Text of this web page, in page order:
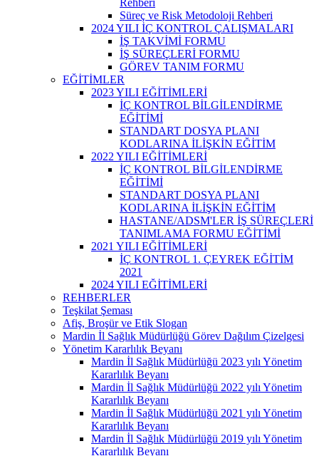
Süreç ve Risk Metodoloji Rehberi
2024 YILI İÇ KONTROL ÇALIŞMALARI
İŞ TAKVİMİ FORMU
İŞ SÜREÇLERİ FORMU
GÖREV TANIM FORMU
EĞİTİMLER
2023 YILI EĞİTİMLERİ
İÇ KONTROL BİLGİLENDİRME
EĞİTİMİ
STANDART DOSYA PLANI
KODLARINA İLİŞKİN EĞİTİM
2022 YILI EĞİTİMLERİ
İÇ KONTROL BİLGİLENDİRME
EĞİTİMİ
STANDART DOSYA PLANI
KODLARINA İLİŞKİN EĞİTİM
HASTANE/ADSM'LER İŞ SÜREÇLERİ
TANIMLAMA FORMU EĞİTİMİ
2021 YILI EĞİTİMLERİ
İÇ KONTROL 1. ÇEYREK EĞİTİM
2021
2024 YILI EĞİTİMLERİ
REHBERLER
Teşkilat Şeması
Afiş, Broşür ve Etik Slogan
Mardin İl Sağlık Müdürlüğü Görev Dağılım Çizelgesi
Yönetim Kararlılık Beyanı
Mardin İl Sağlık Müdürlüğü 2023 yılı Yönetim
Kararlılık Beyanı
Mardin İl Sağlık Müdürlüğü 2022 yılı Yönetim
Kararlılık Beyanı
Mardin İl Sağlık Müdürlüğü 2021 yılı Yönetim
Kararlılık Beyanı
Mardin İl Sağlık Müdürlüğü 2019 yılı Yönetim
Kararlılık Beyanı